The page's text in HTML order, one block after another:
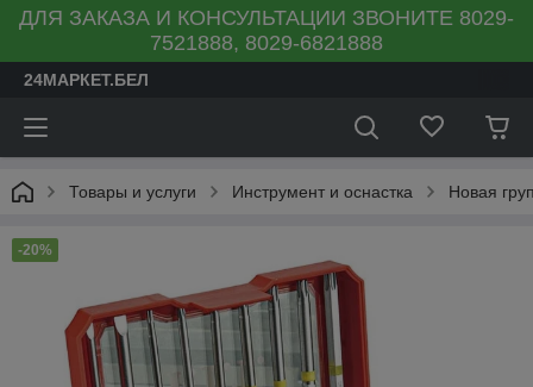
ДЛЯ ЗАКАЗА И КОНСУЛЬТАЦИИ ЗВОНИТЕ 8029-
7521888, 8029-6821888
24МАРКЕТ.БЕЛ
Товары и услуги Инструмент и оснастка Новая
-20%